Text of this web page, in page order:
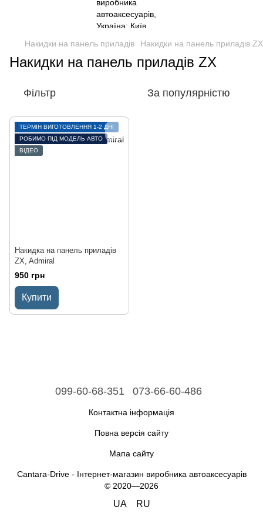
Накидки на панель приладів Накидки на панель приладів ZX
Накидки на панель приладів ZX
Фільтр За популярністю
ТЕРМІН ВИГОТОВЛЕННЯ 1-2 ДНІ
РОБИМО ПІД МОДЕЛЬ АВТО
ВІДЕО
Накидка на панель приладів
ZX, Admiral
950 грн
Купити
099-60-68-351 073-66-60-486
Контактна інформація
Повна версія сайту
Мапа сайту
Cantara-Drive - Інтернет-магазин виробника автоаксесуарів
© 2020—2026
UA RU